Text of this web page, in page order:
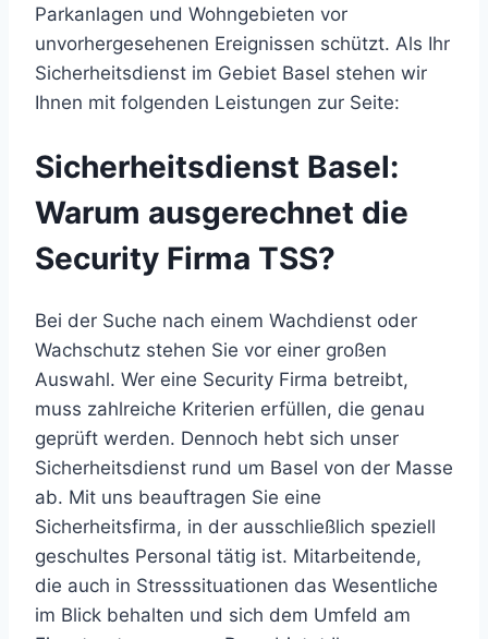
Parkanlagen und Wohngebieten vor
unvorhergesehenen Ereignissen schützt. Als Ihr
Sicherheitsdienst im Gebiet Basel stehen wir
Ihnen mit folgenden Leistungen zur Seite:
Sicherheitsdienst Basel:
Warum ausgerechnet die
Security Firma TSS?
Bei der Suche nach einem Wachdienst oder
Wachschutz stehen Sie vor einer großen
Auswahl. Wer eine Security Firma betreibt,
muss zahlreiche Kriterien erfüllen, die genau
geprüft werden. Dennoch hebt sich unser
Sicherheitsdienst rund um Basel von der Masse
ab. Mit uns beauftragen Sie eine
Sicherheitsfirma, in der ausschließlich speziell
geschultes Personal tätig ist. Mitarbeitende,
die auch in Stresssituationen das Wesentliche
im Blick behalten und sich dem Umfeld am